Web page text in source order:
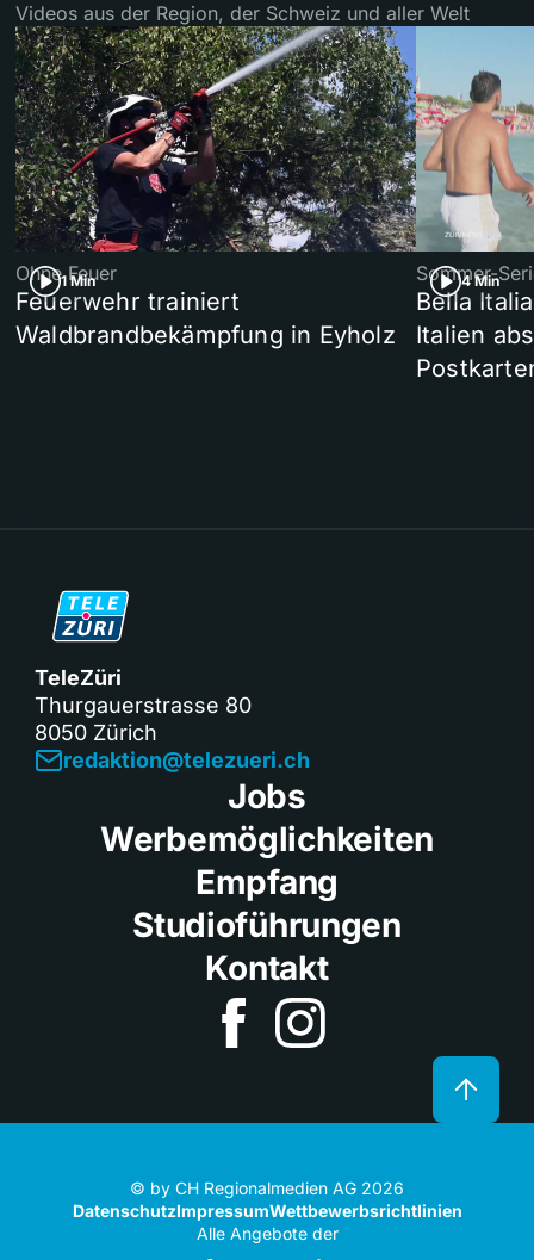
Videos aus der Region, der Schweiz und aller Welt
1 Min
Ohne Feuer
Feuerwehr trainiert
Waldbrandbekämpfung in Eyholz
4 Min
Sommer-
Bella
Italien
TeleZüri
Thurgauerstrasse 80
8050 Zürich
redaktion@telezueri.ch
Jobs
Werbemöglichkeiten
Empfang
Studioführungen
Kontakt
© by CH Regionalmedien AG 2026
DatenschutzImpressumWettbewerbsrichtlinien
Alle Angebote der